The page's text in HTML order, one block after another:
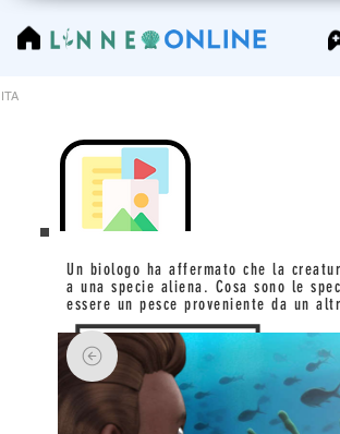
LinneoOnline
ITA
Un biologo ha affermato che la
a una specie aliena. Cosa sono le
essere un pesce proveniente da un